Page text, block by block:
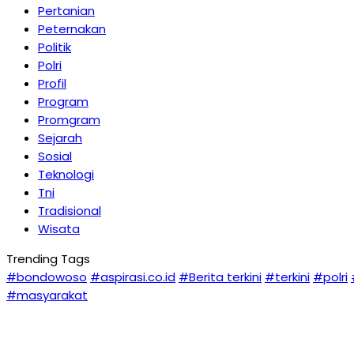
Pertanian
Peternakan
Politik
Polri
Profil
Program
Promgram
Sejarah
Sosial
Teknologi
Tni
Tradisional
Wisata
Trending Tags
#bondowoso #aspirasi.co.id #Berita terkini #terkini #polri
#masyarakat